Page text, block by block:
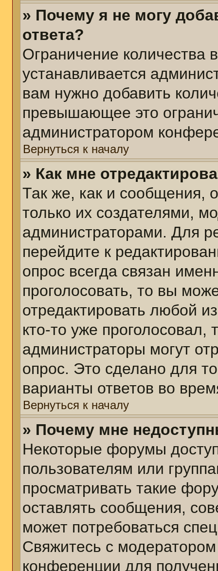
» Почему я не могу
ответа?
Ограничение количества
устанавливается
вам нужно добавить
превышающее это
администратором
Вернуться к началу
» Как мне
Так же, как и сообщения,
только их создателями,
администраторами. Для
перейдите к
опрос всегда связан
проголосовать, то вы
отредактировать любой
кто-то уже
администраторы могут
опрос. Это сделано для
варианты ответов во
Вернуться к началу
» Почему мне
Некоторые форумы
пользователям или
просматривать такие
оставлять сообщения,
может потребоваться
Свяжитесь с
конференции для